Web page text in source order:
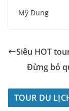
Mỹ Dung
Siêu HOT
Đừng bỏ
TOUR DU